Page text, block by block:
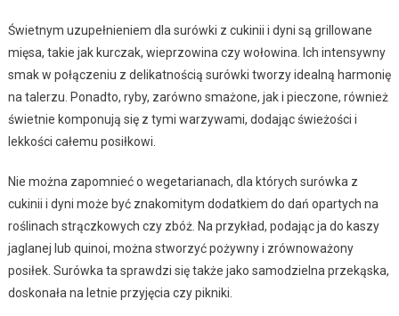
Świetnym uzupełnieniem dla surówki z cukinii i dyni są grillowane
mięsa, takie jak kurczak, wieprzowina czy wołowina. Ich intensywny
smak w połączeniu z delikatnością surówki tworzy idealną harmonię
na talerzu. Ponadto, ryby, zarówno smażone, jak i pieczone, również
świetnie komponują się z tymi warzywami, dodając świeżości i
lekkości całemu posiłkowi.
Nie można zapomnieć o wegetarianach, dla których surówka z
cukinii i dyni może być znakomitym dodatkiem do dań opartych na
roślinach strączkowych czy zbóż. Na przykład, podając ja do kaszy
jaglanej lub quinoi, można stworzyć pożywny i zrównoważony
posiłek. Surówka ta sprawdzi się także jako samodzielna przekąska,
doskonała na letnie przyjęcia czy pikniki.